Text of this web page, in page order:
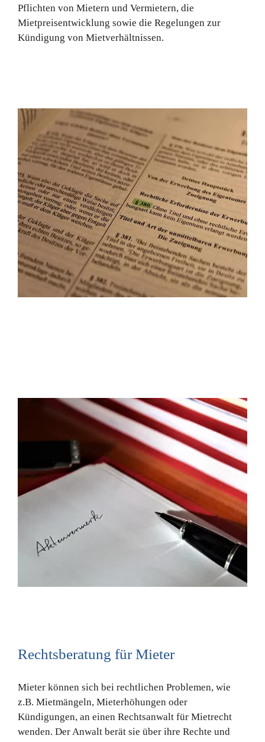
Pflichten von Mietern und Vermietern, die
Mietpreisentwicklung sowie die Regelungen zur
Kündigung von Mietverhältnissen.
Rechtsberatung für Mieter
Mieter können sich bei rechtlichen Problemen, wie
z.B. Mietmängeln, Mieterhöhungen oder
Kündigungen, an einen Rechtsanwalt für Mietrecht
wenden. Der Anwalt berät sie über ihre Rechte und